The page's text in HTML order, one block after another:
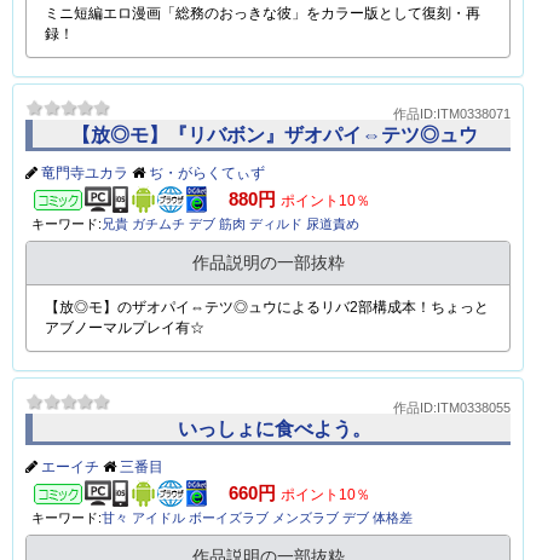
キーワード:雄っぱい ガチムチ お尻 アヘ顔 中出し 種付け
作品説明の一部抜粋
エンデヴァーがトゥワイス100人をイかせる本
作品ID:ITM0338140